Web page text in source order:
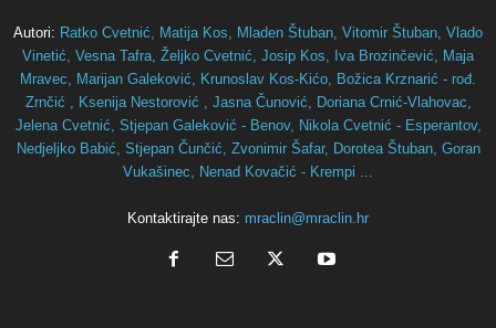
Autori: Ratko Cvetnić, Matija Kos, Mladen Štuban, Vitomir Štuban, Vlado
Vinetić, Vesna Tafra, Željko Cvetnić, Josip Kos, Iva Brozinčević, Maja
Mravec, Marijan Galeković, Krunoslav Kos-Kićo, Božica Krznarić - rođ.
Zrnčić , Ksenija Nestorović , Jasna Čunović, Doriana Crnić-Vlahovac,
Jelena Cvetnić, Stjepan Galeković - Benov, Nikola Cvetnić - Esperantov,
Nedjeljko Babić, Stjepan Čunčić, Zvonimir Šafar, Dorotea Štuban, Goran
Vukašinec, Nenad Kovačić - Krempi ...
Kontaktirajte nas: mraclin@mraclin.hr